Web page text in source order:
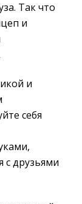
Так что
и
и
себя
с друзьями